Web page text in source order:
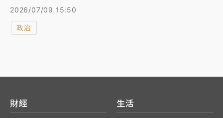
父親蘇貞昌於2014年的臉書貼文，指當年蘇貞昌對於
黑心油事件抨擊馬政府「主政者要拿出具體辦法來解決
問題，讓人民吃的安心」，狠酸蘇巧慧「你爸當年不是
責任需負。
2026/07/09 15:50
政治
財經 生活